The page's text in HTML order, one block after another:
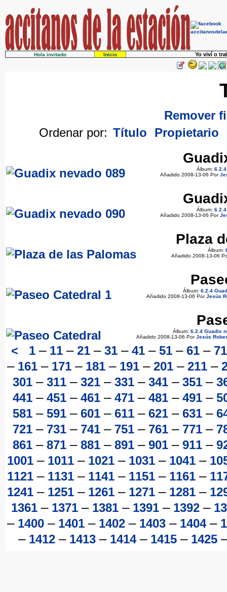
Hola invitado Inicio Yo viví o
Remover
Ordenar por: Título Propietario
Álbum:
Añadido 2008-13-06 Por
Álbum:
Añadido 2008-13-06 Por
Plaza
Álbum:
Añadido 2008-13-06
Álbum: 6.2.4
Añadido 2008-13-06 PorJesús
Álbum: 6.2.4 Guadix
Añadido 2008-13-06 PorJesús
< 1 – 11 – 21 – 31 – 41 – 51 – 61 – 71
– 161 – 171 – 181 – 191 – 201 – 211 –
301– 311– 321– 331– 341– 351–
441– 451– 461– 471– 481– 491–
581– 591– 601– 611– 621– 631–
721– 731– 741– 751– 761– 771–
861– 871– 881– 891– 901– 911–
1001– 1011– 1021– 1031– 1041–
1121– 1131– 1141– 1151– 1161–
1241– 1251– 1261– 1271– 1281–
1361 – 1371 – 1381 – 1391 – 1392 –
– 1400– 1401– 1402– 1403– 1404–
– 1412 – 1413 – 1414– 1415 – 1425